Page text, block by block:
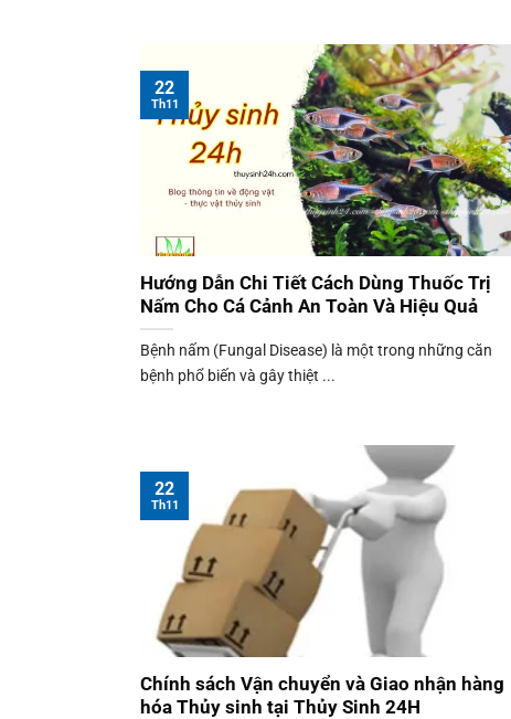
Hướng Dẫn Chi Tiết Cách Dùng Thuốc Trị
Nấm Cho Cá Cảnh An Toàn Và Hiệu Quả
Bệnh nấm (Fungal Disease) là một trong những căn
bệnh phổ biến và gây thiệt ...
22
Th11
Chính sách Vận chuyển và Giao nhận hàng
hóa Thủy sinh tại Thủy Sinh 24H
22
Th11